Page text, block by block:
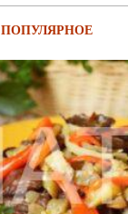
ПОПУЛЯРНОЕ